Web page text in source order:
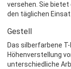
versehen. Sie
den täglichen
Gestell
Das silberfarbene
Höhenverstellung
unterschiedliche